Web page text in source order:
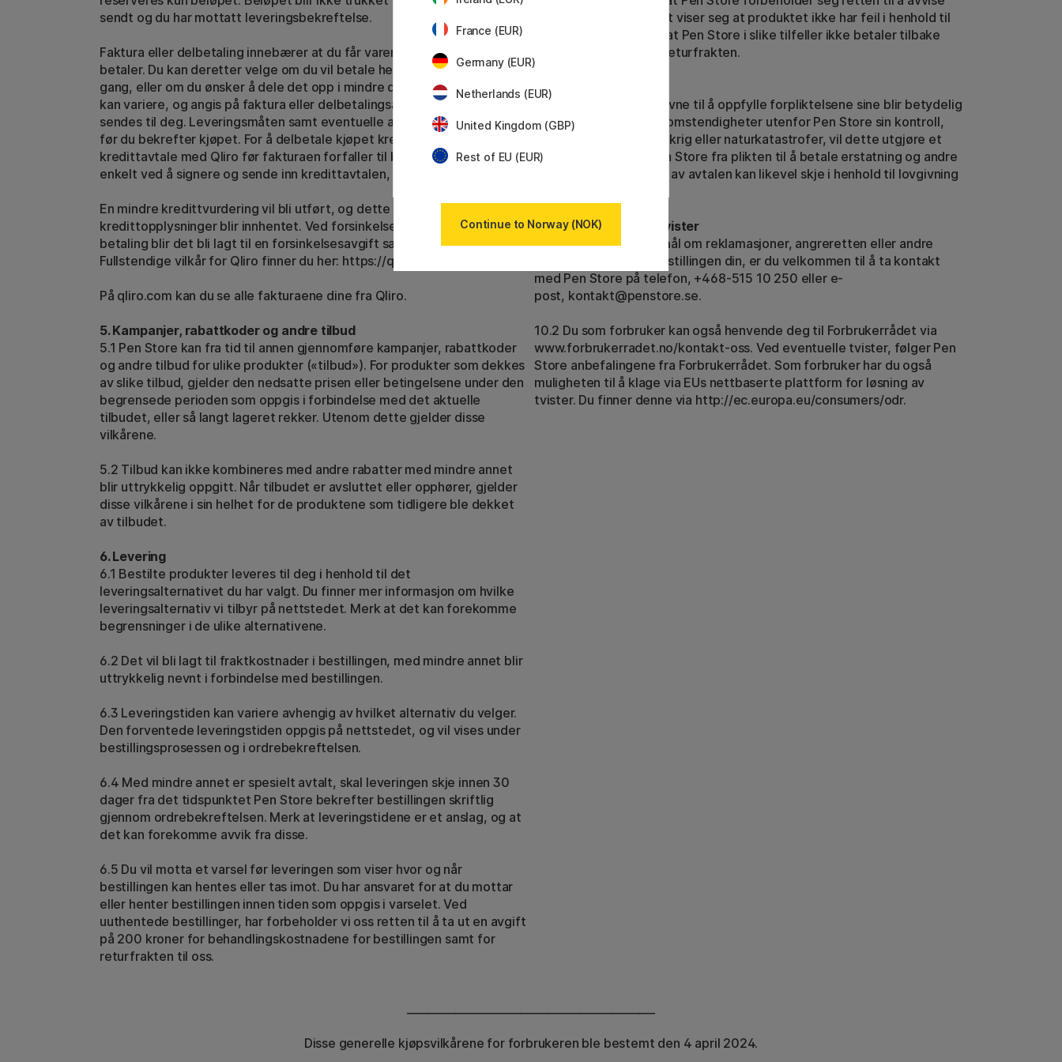
sendt og du har mottatt leveringsbekreftelse.
Faktura eller delbetaling innebærer at du får varene hjem til deg før du
betaler. Du kan deretter velge om du vil betale hele beløpet med en
gang, eller om du ønsker å dele det opp i mindre deler. Forfallsdatoen
kan variere, og angis på faktura eller delbetalingsanvisningen som
sendes til deg. Leveringsmåten samt eventuelle avgifter vises i kassen
før du bekrefter kjøpet. For å delbetale kjøpet kreves at du inngår en
kredittavtale med Qliro før fakturaen forfaller til betaling. Dette gjør du
enkelt ved å signere og sende inn kredittavtalen, se qliro.com.
En mindre kredittvurdering vil bli utført, og dette innebærer at dine
kredittopplysninger blir innhentet. Ved forsinkelser eller manglende
betaling blir det bli lagt til en forsinkelsesavgift samt forsinkelsesrenter.
Fullstendige vilkår for Qliro finner du her: https://qliro.com
På qliro.com kan du se alle fakturaene dine fra Qliro.
5. Kampanjer, rabattkoder og andre tilbud
5.1 Pen Store kan fra tid til annen gjennomføre kampanjer, rabattkoder
og andre tilbud for ulike produkter («tilbud»). For produkter som dekkes
av slike tilbud, gjelder den nedsatte prisen eller betingelsene under den
begrensede perioden som oppgis i forbindelse med det aktuelle
tilbudet, eller så langt lageret rekker. Utenom dette gjelder disse
vilkårene.
5.2 Tilbud kan ikke kombineres med andre rabatter med mindre annet
blir uttrykkelig oppgitt. Når tilbudet er avsluttet eller opphører, gjelder
disse vilkårene i sin helhet for de produktene som tidligere ble dekket
av tilbudet.
6. Levering
6.1 Bestilte produkter leveres til deg i henhold til det
leveringsalternativet du har valgt. Du finner mer informasjon om hvilke
leveringsalternativ vi tilbyr på nettstedet. Merk at det kan forekomme
begrensninger i de ulike alternativene.
6.2 Det vil bli lagt til fraktkostnader i bestillingen, med mindre annet blir
uttrykkelig nevnt i forbindelse med bestillingen.
6.3 Leveringstiden kan variere avhengig av hvilket alternativ du velger.
Den forventede leveringstiden oppgis på nettstedet, og vil vises under
bestillingsprosessen og i ordrebekreftelsen.
6.4 Med mindre annet er spesielt avtalt, skal leveringen skje innen 30
dager fra det tidspunktet Pen Store bekrefter bestillingen skriftlig
gjennom ordrebekreftelsen. Merk at leveringstidene er et anslag, og at
det kan forekomme avvik fra disse.
6.5 Du vil motta et varsel før leveringen som viser hvor og når
bestillingen kan hentes eller tas imot. Du har ansvaret for at du mottar
eller henter bestillingen innen tiden som oppgis i varselet. Ved
uuthentede bestillinger, har forbeholder vi oss retten til å ta ut en avgift
på 200 kroner for behandlingskostnadene for bestillingen samt for
returfrakten til oss.
en reklamasjon hvis det viser seg at produktet ikke har feil i henhold til
gjeldende lovverk, og at Pen Store i slike tilfeller ikke betaler tilbake
eventuelle utlegg for returfrakten.
9. Force Majeure
9.1 Hvis Pen Store sin evne til å oppfylle forpliktelsene sine blir betydelig
hemmet som følge av omstendigheter utenfor Pen Store sin kontroll,
som for eksempel ved krig eller naturkatastrofer, vil dette utgjøre et
grunnlag som fritar Pen Store fra plikten til å betale erstatning og andre
sanksjoner. Oppheving av avtalen kan likevel skje i henhold til lovgivning
10. Gjeldende lov og tvister
10.1 Hvis du har spørsmål om reklamasjoner, angreretten eller andre
spørsmål angående bestillingen din, er du velkommen til å ta kontakt
med Pen Store på telefon, +468-515 10 250 eller e-
post, kontakt@penstore.se.
10.2 Du som forbruker kan også henvende deg til Forbrukerrådet via
www.forbrukerradet.no/kontakt-oss. Ved eventuelle tvister, følger Pen
Store anbefalingene fra Forbrukerrådet. Som forbruker har du også
muligheten til å klage via EUs nettbaserte plattform for løsning av
tvister. Du finner denne via http://ec.europa.eu/consumers/odr.
______________________________________________
Disse generelle kjøpsvilkårene for forbrukeren ble bestemt den 4 april 2024.
France (EUR)
Germany (EUR)
Netherlands (EUR)
UK (GBP)
Rest of EU (EUR)
France (EUR)
Germany (EUR)
Netherlands (EUR)
United Kingdom (GBP)
Rest of EU (EUR)
Continue to Norway (NOK)